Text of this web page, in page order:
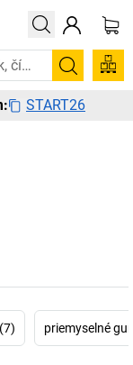
72 hodín. Objavte
START26
priemyselné